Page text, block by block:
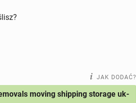
JAK DODAĆ?
moving shipping storage uk-